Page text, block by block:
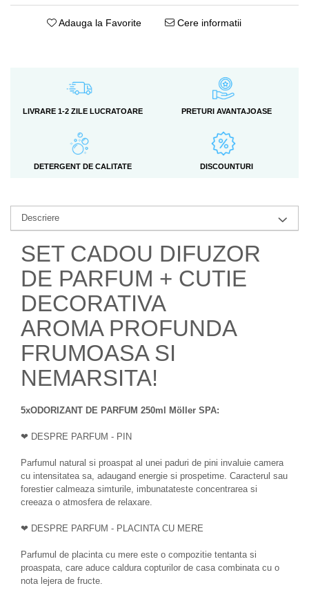
Adauga la Favorite Cere informatii
LIVRARE 1-2 ZILE LUCRATOARE PRETURI AVANTAJOASE
DETERGENT DE CALITATE DISCOUNTURI
Descriere
SET CADOU DIFUZOR
DE PARFUM + CUTIE
DECORATIVA
AROMA PROFUNDA
FRUMOASA SI
NEMARSITA!
5xODORIZANT DE PARFUM 250ml Möller SPA:
❤ DESPRE PARFUM - PIN
Parfumul natural si proaspat al unei paduri de pini invaluie camera
cu intensitatea sa, adaugand energie si prospetime. Caracterul sau
forestier calmeaza simturile, imbunatateste concentrarea si
creeaza o atmosfera de relaxare.
❤ DESPRE PARFUM - PLACINTA CU MERE
Parfumul de placinta cu mere este o compozitie tentanta si
proaspata, care aduce caldura copturilor de casa combinata cu o
nota lejera de fructe.